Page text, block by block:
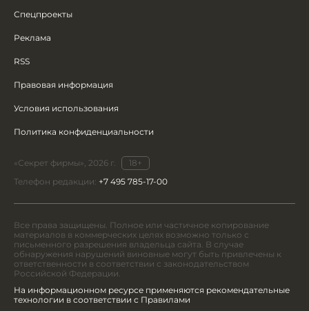
Спецпроекты
Реклама
RSS
Правовая информация
Условия использования
Политика конфиденциальности
«Секрет фирмы», 2026 г.
18+
Телефон редакции: +7 495 785-17-00
Все права защищены. Полное или частичное копирование
материалов в коммерческих целях возможно только с
письменного разрешения владельца сайта. В случае
обнаружения нарушений виновные могут быть привлечены к
ответственности в соответствии с законодательством
Российской Федерации.
На информационном ресурсе применяются рекомендательные
технологии в соответствии с Правилами